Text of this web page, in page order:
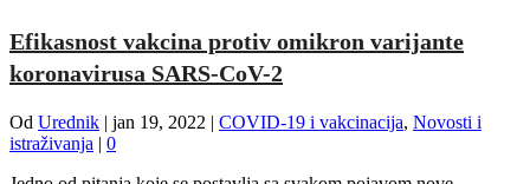
Efikasnost vakcina protiv omikron varijante
koronavirusa SARS-CoV-2
Od Urednik | jan 19, 2022 | COVID-19 i vakcinacija, Novosti i
istraživanja | 0